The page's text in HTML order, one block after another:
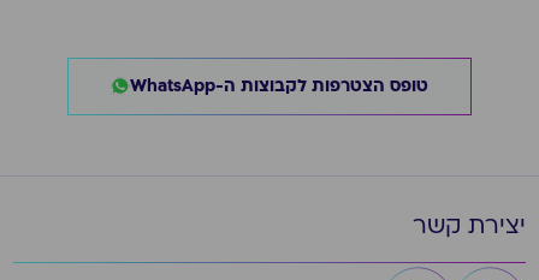
טופס הצטרפות לקבוצות ה-WhatsApp
יצירת קשר